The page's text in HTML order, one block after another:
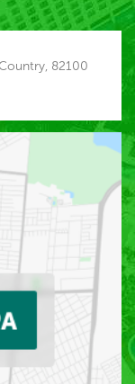
82100